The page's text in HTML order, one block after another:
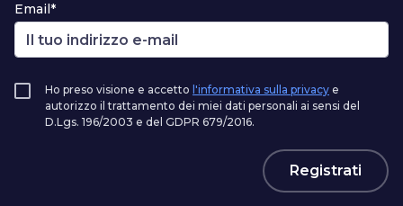
Email*
Ho preso visione e accetto l'informativa sulla privacy e
autorizzo il trattamento dei miei dati personali ai sensi del
D.Lgs. 196/2003 e del GDPR 679/2016.
Registrati